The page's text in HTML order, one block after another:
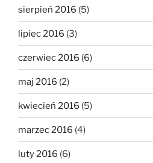
sierpień 2016 (5)
lipiec 2016 (3)
czerwiec 2016 (6)
maj 2016 (2)
kwiecień 2016 (5)
marzec 2016 (4)
luty 2016 (6)